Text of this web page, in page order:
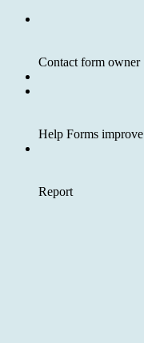
Contact form owner
Help Forms improve
Report